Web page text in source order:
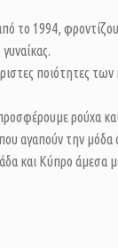
το 1994,
ποιότητες
ρούχα
αγαπούν την μόδα
και Κύπρο άμεσα